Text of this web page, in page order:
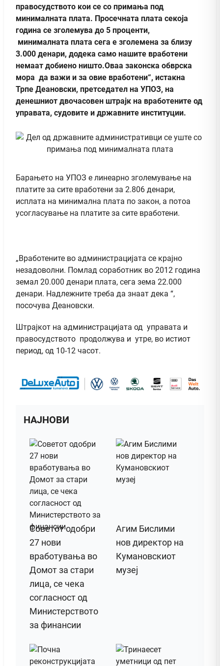
правосудството кои се со примања под
минималната плата. Просечната плата секоја
година се зголемува до 5 проценти,
минималната плата сега е зголемена за близу
3.000 денари, додека само нашите вработени
немаат добиено ништо.Оваа законска обврска
мора да важи и за овие вработени“, истакна
Трпе Деановски, претседател на УПОЗ, на
денешниот двочасовен штрајк на вработените од
управата, судовите и државните институции.
Барањето на УПОЗ е линеарно зголемување на
платите за сите вработени за 2.806 денари,
исплата на минимална плата по закон, а потоа
усогласување на платите за сите вработени.
„Вработените во администрацијата се крајно
незадоволни. Помлад соработник во 2012 година
земал 20.000 денари плата, сега зема 22.000
денари. Надлежните треба да знаат дека “,
посочува Деановски.
Штрајкот на администрацијата од управата и
правосудството продолжува и утре, во истиот
период, од 10-12 часот.
НАЈНОВИ
Советот одобри
27 нови
вработувања во
Домот за стари
лица, се чека
согласност од
Министерството
за финансии
Агим Бислими
нов директор на
Кумановскиот
музеј